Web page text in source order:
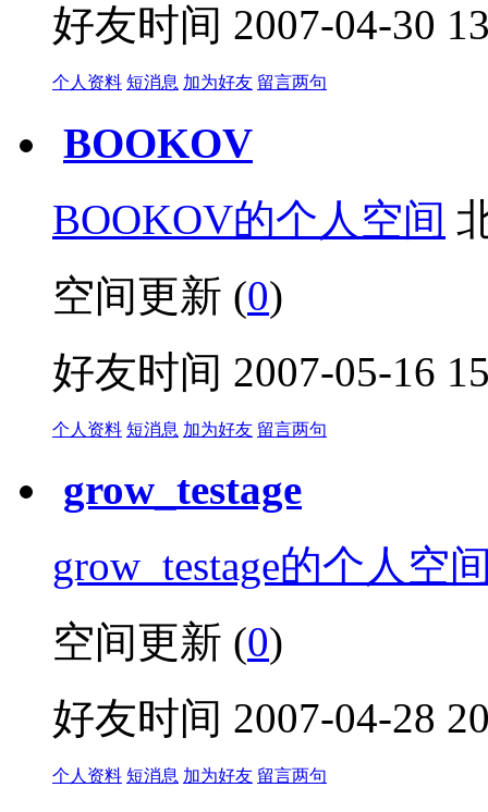
好友时间 2007-04-30
个人资料 短消息 加为好友 留言两句
BOOKOV
BOOKOV的个人空间
空间更新 (0)
好友时间 2007-05-16
个人资料 短消息 加为好友 留言两句
grow_testage
grow_testage的个人空
空间更新 (0)
好友时间 2007-04-28
个人资料 短消息 加为好友 留言两句